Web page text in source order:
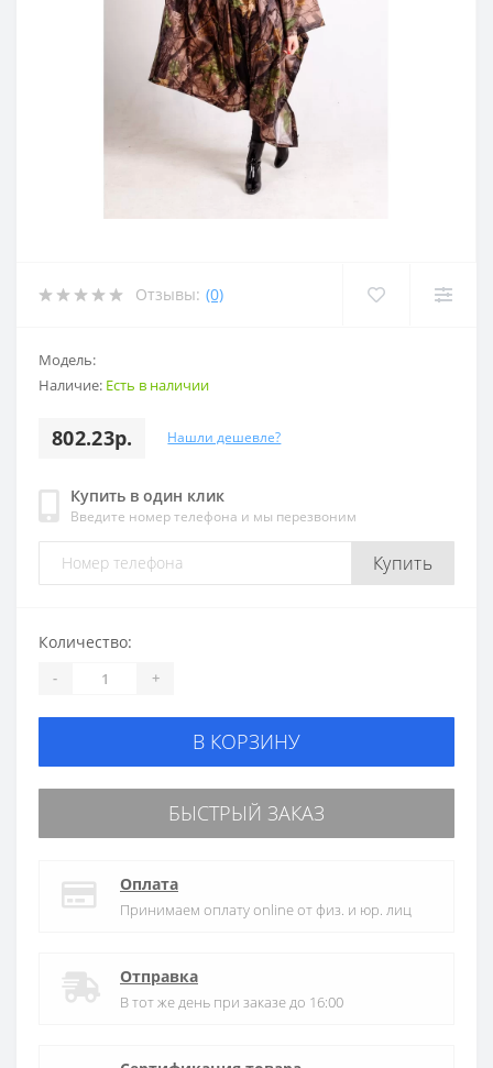
Отзывы: (0)
Модель:
Наличие: Есть в наличии
802.23р. Нашли дешевле?
Купить в один клик
Введите номер телефона и мы перезвоним
Купить
Количество:
- +
В КОРЗИНУ
БЫСТРЫЙ ЗАКАЗ
Оплата
Принимаем оплату online от физ. и юр. лиц
Отправка
В тот же день при заказе до 16:00